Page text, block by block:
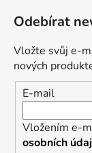
Odebírat
Vložte svůj e-
nových
E-mail
Vložením e-
osobních